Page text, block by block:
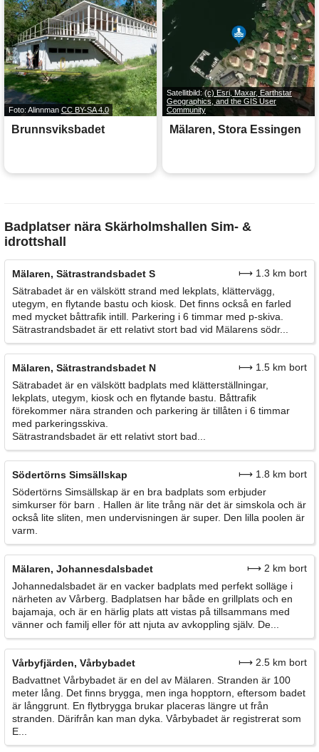
Foto: Alinnman CC BY-SA 4.0
Brunnsviksbadet
Satellitbild:(c) Esri, Maxar, Earthstar
Geographics, and the GIS User
Community
Mälaren, Stora Essingen
Badplatser nära Skärholmshallen Sim- &
idrottshall
Mälaren, Sätrastrandsbadet S
⟼ 1.3 km bort
Sätrabadet är en välskött strand med lekplats, klättervägg,
utegym, en flytande bastu och kiosk. Det finns också en farled
med mycket båttrafik intill. Parkering i 6 timmar med p-skiva.
Sätrastrandsbadet är ett relativt stort bad vid Mälarens södr...
Mälaren, Sätrastrandsbadet N
⟼ 1.5 km bort
Sätrabadet är en välskött badplats med klätterställningar,
lekplats, utegym, kiosk och en flytande bastu. Båttrafik
förekommer nära stranden och parkering är tillåten i 6 timmar
med parkeringsskiva.
Sätrastrandsbadet är ett relativt stort bad...
Södertörns Simsällskap
⟼ 1.8 km bort
Södertörns Simsällskap är en bra badplats som erbjuder
simkurser för barn . Hallen är lite trång när det är simskola och är
också lite sliten, men undervisningen är super. Den lilla poolen är
varm.
Mälaren, Johannesdalsbadet
⟼ 2 km bort
Johannedalsbadet är en vacker badplats med perfekt solläge i
närheten av Vårberg. Badplatsen har både en grillplats och en
bajamaja, och är en härlig plats att vistas på tillsammans med
vänner och familj eller för att njuta av avkoppling själv. De...
Vårbyfjärden, Vårbybadet
⟼ 2.5 km bort
Badvattnet Vårbybadet är en del av Mälaren. Stranden är 100
meter lång. Det finns brygga, men inga hopptorn, eftersom badet
är långgrunt. En flytbrygga brukar placeras längre ut från
stranden. Därifrån kan man dyka. Vårbybadet är registrerat som
E...